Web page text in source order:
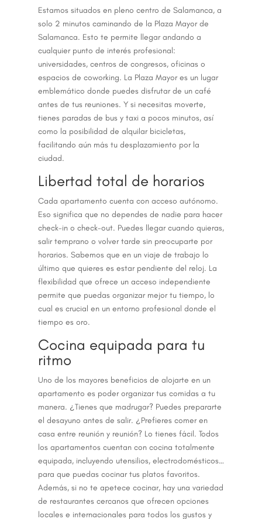
Estamos situados en pleno centro de Salamanca, a
solo 2 minutos caminando de la Plaza Mayor de
Salamanca. Esto te permite llegar andando a
cualquier punto de interés profesional:
universidades, centros de congresos, oficinas o
espacios de coworking. La Plaza Mayor es un lugar
emblemático donde puedes disfrutar de un café
antes de tus reuniones. Y si necesitas moverte,
tienes paradas de bus y taxi a pocos minutos, así
como la posibilidad de alquilar bicicletas,
facilitando aún más tu desplazamiento por la
ciudad.
Libertad total de horarios
Cada apartamento cuenta con acceso autónomo.
Eso significa que no dependes de nadie para hacer
check-in o check-out. Puedes llegar cuando quieras,
salir temprano o volver tarde sin preocuparte por
horarios. Sabemos que en un viaje de trabajo lo
último que quieres es estar pendiente del reloj. La
flexibilidad que ofrece un acceso independiente
permite que puedas organizar mejor tu tiempo, lo
cual es crucial en un entorno profesional donde el
tiempo es oro.
Cocina equipada para tu
ritmo
Uno de los mayores beneficios de alojarte en un
apartamento es poder organizar tus comidas a tu
manera. ¿Tienes que madrugar? Puedes prepararte
el desayuno antes de salir. ¿Prefieres comer en
casa entre reunión y reunión? Lo tienes fácil. Todos
los apartamentos cuentan con cocina totalmente
equipada, incluyendo utensilios, electrodomésticos…
para que puedas cocinar tus platos favoritos.
Además, si no te apetece cocinar, hay una variedad
de restaurantes cercanos que ofrecen opciones
locales e internacionales para todos los gustos y